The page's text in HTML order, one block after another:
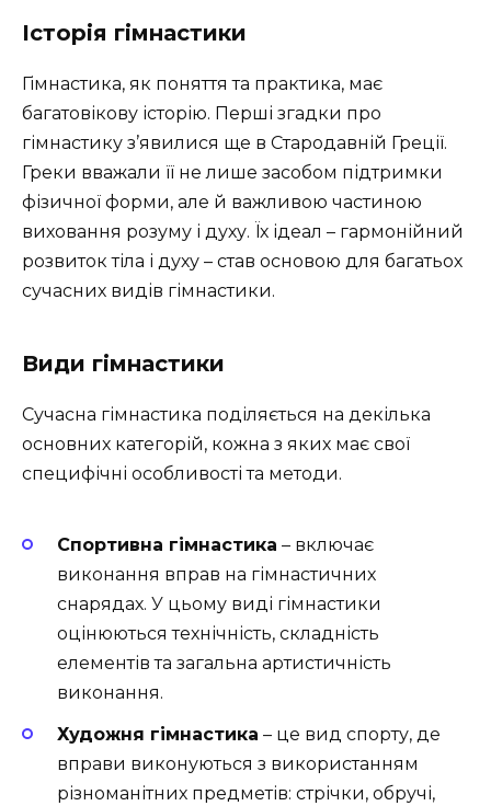
Історія гімнастики
Гімнастика, як поняття та практика, має
багатовікову історію. Перші згадки про
гімнастику з’явилися ще в Стародавній Греції.
Греки вважали її не лише засобом підтримки
фізичної форми, але й важливою частиною
виховання розуму і духу. Їх ідеал – гармонійний
розвиток тіла і духу – став основою для багатьох
сучасних видів гімнастики.
Види гімнастики
Сучасна гімнастика поділяється на декілька
основних категорій, кожна з яких має свої
специфічні особливості та методи.
Спортивна гімнастика – включає
виконання вправ на гімнастичних
снарядах. У цьому виді гімнастики
оцінюються технічність, складність
елементів та загальна артистичність
виконання.
Художня гімнастика – це вид спорту, де
вправи виконуються з використанням
різноманітних предметів: стрічки, обручі,